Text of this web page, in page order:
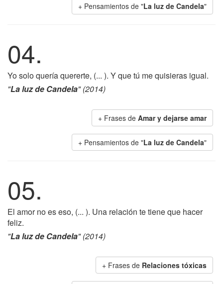
+ Pensamientos de "La luz de Candela"
04.
Yo solo quería quererte, (... ). Y que tú me quisieras igual.
"La luz de Candela" (2014)
+ Frases de Amar y dejarse amar
+ Pensamientos de "La luz de Candela"
05.
El amor no es eso, (... ). Una relación te tiene que hacer
feliz.
"La luz de Candela" (2014)
+ Frases de Relaciones tóxicas